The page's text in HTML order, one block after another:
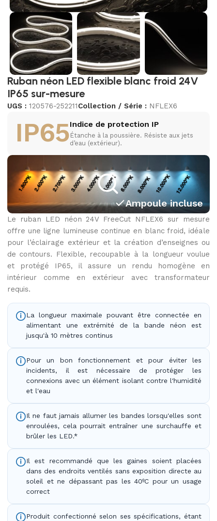
Ruban néon LED flexible blanc froid 24V
IP65 sur-mesure
UGS : 120576-252211Collection / Série : NFLEX6
IP65Indice de protection IP
Étanche à la poussière. Résiste aux jets
d’eau (extérieur).
6000K
Ampoule incluse
Le ruban LED néon 24V FreeCut NFLEX6 sur mesure
offre une ligne lumineuse continue en blanc froid, idéale
pour l’éclairage extérieur et la création d’enseignes ou
de contours. Flexible, recoupable à la longueur voulue
et protégé IP65, il assure un rendu homogène en
intérieur comme en extérieur avec transformateur
requis.
La longueur maximale pouvant être connectée en
alimentant une extrémité de la bande néon est
jusqu'à 10 mètres continus
Pour un bon fonctionnement et pour éviter les
incidents, il est nécessaire de protéger les
connexions avec un élément isolant contre l'humidité
et l'eau
Il ne faut jamais allumer les bandes lorsqu'elles sont
enroulées, cela pourrait entraîner une surchauffe et
brûler les LED.*
Il est recommandé que les gaines soient placées
dans des endroits ventilés sans exposition directe au
soleil et ne dépassant pas les 40ºC pour un usage
correct
Produit confectionné selon ses spécifications, étant